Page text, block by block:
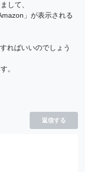
して、
」が表示される
ればいいのでしょう
。
返信する